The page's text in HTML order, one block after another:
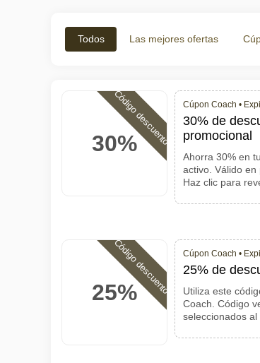
Todos Las mejores ofertas
30%
Código descuento Cúpon Coach •
30% de
promocional
Ahorra 30% en
activo. Válido en
Haz clic para
25%
Código descuento Cúpon Coach •
25% de
Utiliza este
Coach. Código
seleccionados